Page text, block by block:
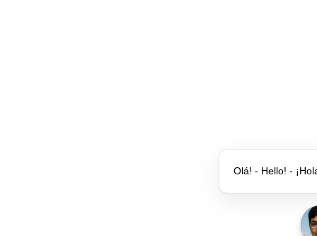
Olá! - Hello! -